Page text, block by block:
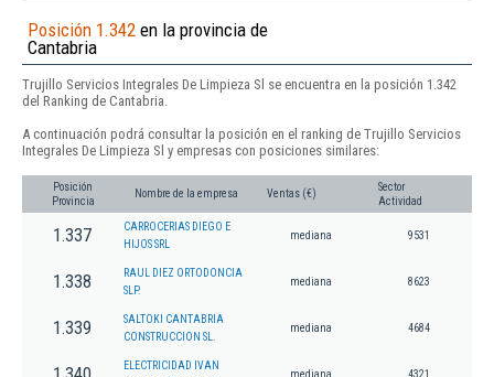
Posición 1.342 en la provincia de
Cantabria
Trujillo Servicios Integrales De Limpieza Sl se encuentra en la posición 1.342
del Ranking de Cantabria.
A continuación podrá consultar la posición en el ranking de Trujillo Servicios
Integrales De Limpieza Sl y empresas con posiciones similares:
Posición
Provincia
Nombre de la empresa Ventas (€)
Sector
Actividad
1.337
CARROCERIAS DIEGO E
HIJOS SRL
mediana 9531
1.338
RAUL DIEZ ORTODONCIA
SLP.
mediana 8623
1.339
SALTOKI CANTABRIA
CONSTRUCCION SL.
mediana 4684
ELECTRICIDAD IVAN